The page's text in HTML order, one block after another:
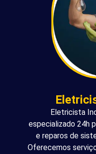
Eletricista
especializado 24h
e reparos de
Oferecemos